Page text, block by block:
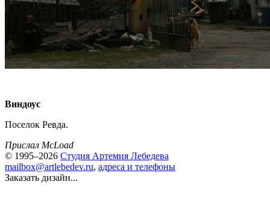
Виндоус
Поселок Ревда.
Прислал McLoad
© 1995–2026 Студия Артемия Лебедева
mailbox@artlebedev.ru, адреса и телефоны
Заказать дизайн...